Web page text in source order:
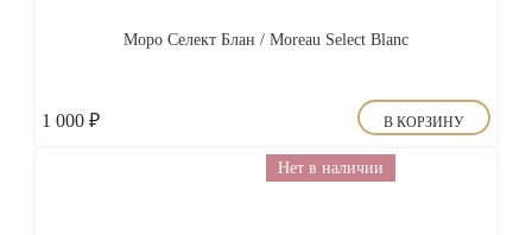
Моро Селект Блан / Moreau Select Blanc
1 000 ₽ В КОРЗИНУ
Нет в наличии